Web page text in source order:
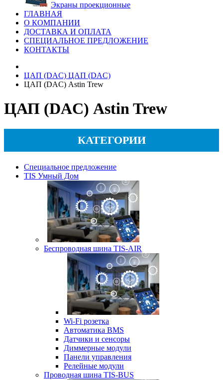
Экраны проекционные
ГЛАВНАЯ
О КОМПАНИИ
ДОСТАВКА И ОПЛАТА
СПЕЦИАЛЬНОЕ ПРЕДЛОЖЕНИЕ
КОНТАКТЫ
ЦАП (DAC) ЦАП (DAC)
ЦАП (DAC) Astin Trew
ЦАП (DAC) Astin Trew
КАТЕГОРИИ
Специальное предложение
TIS Умный Дом
Беспроводная шина TIS-AIR
Wi-Fi розетка
Автоматика BMS
Датчики и сенсоры
Диммерные модули
Панели управления
Релейные модули
Проводная шина TIS-BUS